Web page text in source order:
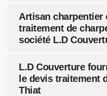
Artisan charpentier
traitement de
société L.D
L.D Couverture
le devis traitement
Thiat